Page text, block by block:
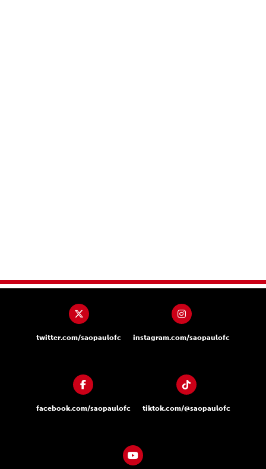
twitter.com/saopaulofc instagram.com/saopaulofc
facebook.com/saopaulofc tiktok.com/@saopaulofc